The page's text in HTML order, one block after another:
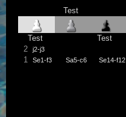
Test
Test
Test
2
j2-j3
1 Se1-f3 Sa5-c6 Se14-f12